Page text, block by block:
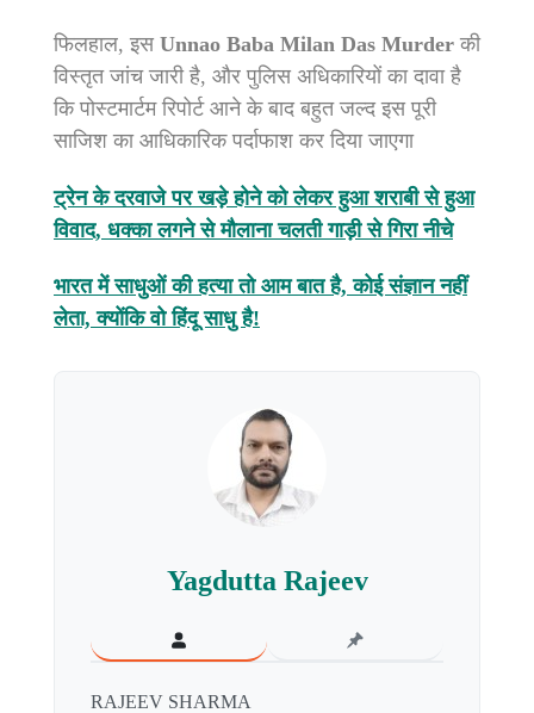
फिलहाल, इस Unnao Baba Milan Das Murder की
विस्तृत जांच जारी है, और पुलिस अधिकारियों का दावा है
कि पोस्टमार्टम रिपोर्ट आने के बाद बहुत जल्द इस पूरी
साजिश का आधिकारिक पर्दाफाश कर दिया जाएगा
ट्रेन के दरवाजे पर खड़े होने को लेकर हुआ शराबी से हुआ
विवाद, धक्का लगने से मौलाना चलती गाड़ी से गिरा नीचे
भारत में साधुओं की हत्या तो आम बात है, कोई संज्ञान नहीं
लेता, क्योंकि वो हिंदू साधु है!
Yagdutta Rajeev
RAJEEV SHARMA